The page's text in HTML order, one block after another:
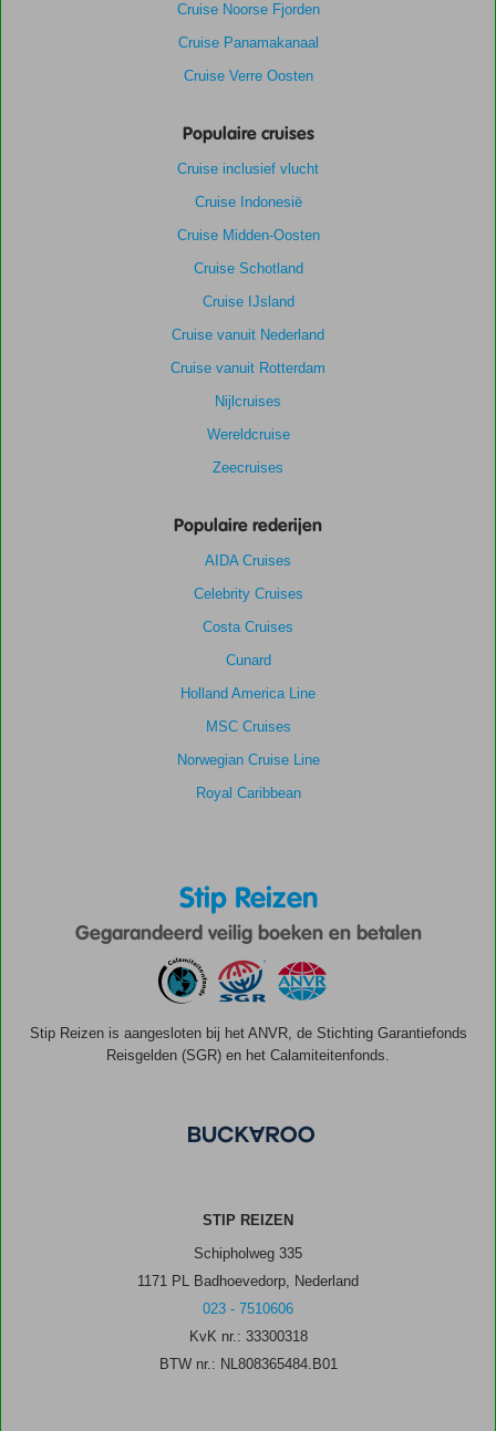
Cruise Noorse Fjorden
Cruise Panamakanaal
Cruise Verre Oosten
Populaire cruises
Cruise inclusief vlucht
Cruise Indonesië
Cruise Midden-Oosten
Cruise Schotland
Cruise IJsland
Cruise vanuit Nederland
Cruise vanuit Rotterdam
Nijlcruises
Wereldcruise
Zeecruises
Populaire rederijen
AIDA Cruises
Celebrity Cruises
Costa Cruises
Cunard
Holland America Line
MSC Cruises
Norwegian Cruise Line
Royal Caribbean
Stip Reizen
Gegarandeerd veilig boeken en betalen
Stip Reizen is aangesloten bij het ANVR, de Stichting Garantiefonds
Reisgelden (SGR) en het Calamiteitenfonds.
STIP REIZEN
Schipholweg 335
1171 PL Badhoevedorp, Nederland
023 - 7510606
KvK nr.: 33300318
BTW nr.: NL808365484.B01